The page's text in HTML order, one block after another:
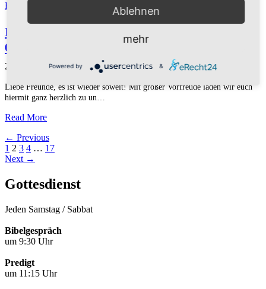
Read More
Projekt 7 – Missionskongress 2026 | 29.04. –
03.05. | Puschendorf
27. Februar 2026
Liebe Freunde, es ist wieder soweit! Mit großer Vorfreude laden wir euch
hiermit ganz herzlich zu un…
Read More
← Previous
1 2 3 4 … 17
Next →
Gottesdienst
Jeden Samstag / Sabbat
Bibelgespräch
um 9:30 Uhr
Predigt
um 11:15 Uhr
Ablehnen
mehr
Powered by &